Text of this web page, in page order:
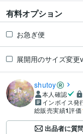
有料オプション
お急ぎ便
展開用のサイズ変更
shutoy
本人確認
インボイス発
総販売実績1評価
出品者に質